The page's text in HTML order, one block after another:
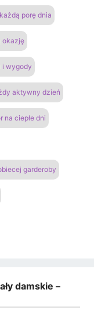
porę dnia
okazję
i wygody
aktywny dzień
na ciepłe dni
garderoby
damskie –